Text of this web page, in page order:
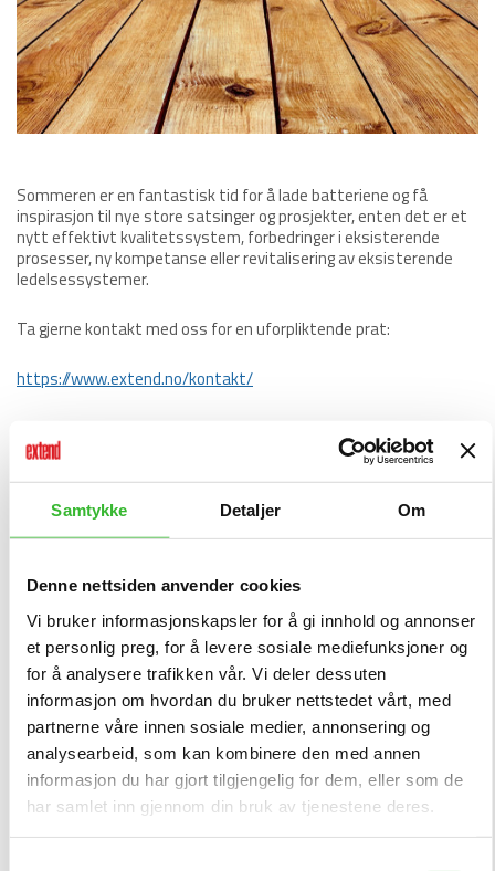
Samtykke Detaljer Om
Denne nettsiden anvender cookies
Vi bruker informasjonskapsler for å gi innhold og annonser
et personlig preg, for å levere sosiale mediefunksjoner og
for å analysere trafikken vår. Vi deler dessuten
informasjon om hvordan du bruker nettstedet vårt, med
partnerne våre innen sosiale medier, annonsering og
analysearbeid, som kan kombinere den med annen
informasjon du har gjort tilgjengelig for dem, eller som de
har samlet inn gjennom din bruk av tjenestene deres.
Sommeren er en fantastisk tid for å lade batteriene og få
inspirasjon til nye store satsinger og prosjekter, enten det er et
nytt effektivt kvalitetssystem, forbedringer i eksisterende
prosesser, ny kompetanse eller revitalisering av eksisterende
ledelsessystemer.
Ta gjerne kontakt med oss for en uforpliktende prat:
https://www.extend.no/kontakt/
offentlig og privat sektor. Vi leverer til mange ulike bransjer som
f.eks. Havbruk, Helse, Produksjon/Industri/Entreprenør,
Bank/finans, Kommune/offentlig, Undervisning/forskning,
Rederi/Tranport for å nevne noen.
at mange setter pris på våre fleksible løsninger og vårt fleksible
Vi er kommer også jevnlig med nye og forbedrede utgaver av vårt
kvalitetssystem EQS som gjøres tilgjengelig for alle våre kunder
uten ekstra kostnader.
Her er hele tiden bakoverkompatible – dvs. at du kan oppgradere
og ta med deg alt du har lagt inn så langt.
Vi ønsker dere alle en riktig god sommer